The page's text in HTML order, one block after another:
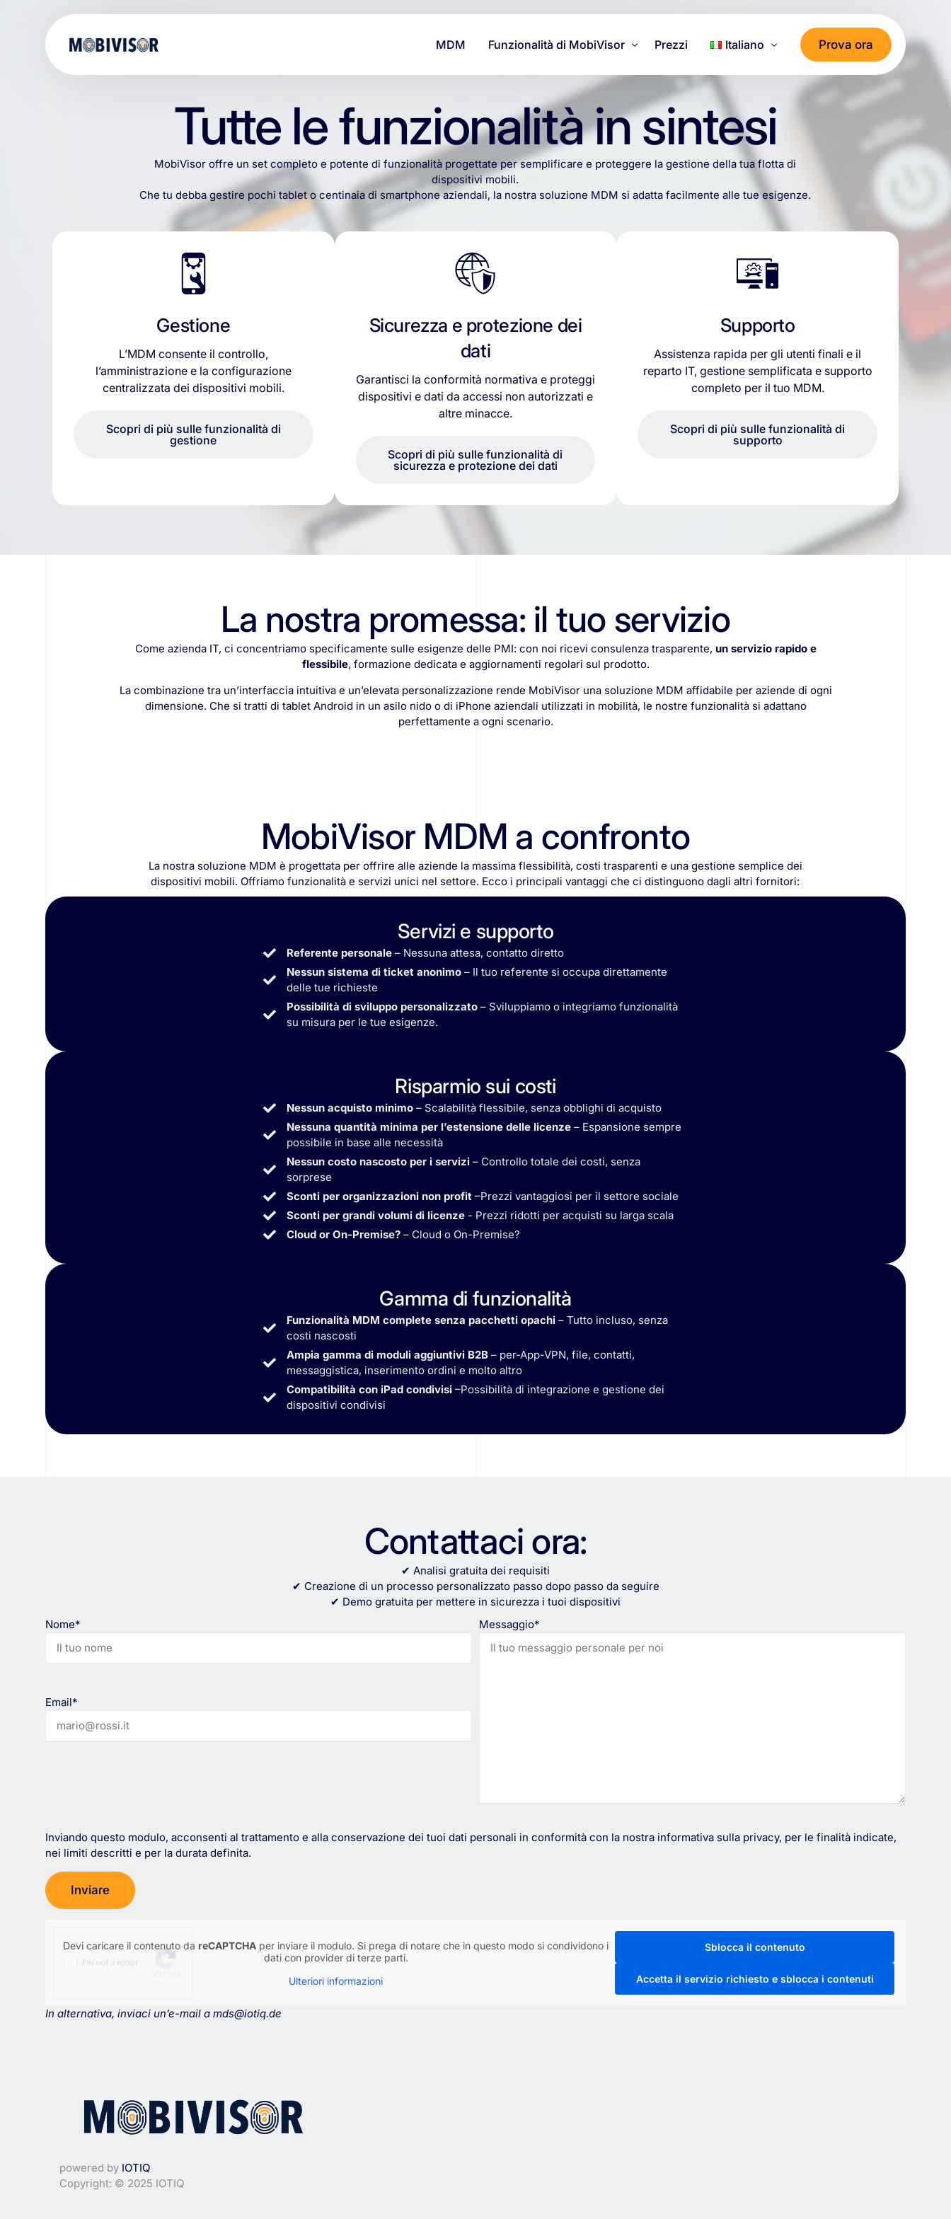
MDM Funzionalità di MobiVisor
Sicurezza e Protezione dei Dati
Gestione
Prezzi Italiano
English
العربية
Français
Italiano
Prova ora
Tutte le funzionalità in sintesi
MobiVisor offre un set completo e potente di funzionalità progettate per semplificare e proteggere la gestione della tua flotta di
dispositivi mobili.
Che tu debba gestire pochi tablet o centinaia di smartphone aziendali, la nostra soluzione MDM si adatta facilmente alle tue esigenze.
Gestione
L’MDM consente il controllo,
l’amministrazione e la configurazione
centralizzata dei dispositivi mobili.
Scopri di più sulle funzionalità di
gestione
Sicurezza e protezione dei
dati
Garantisci la conformità normativa e proteggi
dispositivi e dati da accessi non autorizzati e
altre minacce.
Scopri di più sulle funzionalità di
sicurezza e protezione dei dati
Supporto
Assistenza rapida per gli utenti finali e il
reparto IT, gestione semplificata e supporto
completo per il tuo MDM.
Scopri di più sulle funzionalità di
supporto
La nostra promessa: il tuo servizio
Come azienda IT, ci concentriamo specificamente sulle esigenze delle PMI: con noi ricevi consulenza trasparente, un servizio rapido e
flessibile, formazione dedicata e aggiornamenti regolari sul prodotto.
La combinazione tra un’interfaccia intuitiva e un’elevata personalizzazione rende MobiVisor una soluzione MDM affidabile per aziende di ogni
dimensione. Che si tratti di tablet Android in un asilo nido o di iPhone aziendali utilizzati in mobilità, le nostre funzionalità si adattano
perfettamente a ogni scenario.
MobiVisor MDM a confronto
La nostra soluzione MDM è progettata per offrire alle aziende la massima flessibilità, costi trasparenti e una gestione semplice dei
dispositivi mobili. Offriamo funzionalità e servizi unici nel settore. Ecco i principali vantaggi che ci distinguono dagli altri fornitori:
Servizi e supporto
Referente personale– Nessuna attesa, contatto diretto
Nessun sistema di ticket anonimo– Il tuo referente si occupa direttamente
delle tue richieste
Possibilità di sviluppo personalizzato– Sviluppiamo o integriamo funzionalità
su misura per le tue esigenze.
Risparmio sui costi
Nessun acquisto minimo– Scalabilità flessibile, senza obblighi di acquisto
Nessuna quantità minima per l’estensione delle licenze– Espansione sempre
possibile in base alle necessità
Nessun costo nascosto per i servizi– Controllo totale dei costi, senza
sorprese
Sconti per organizzazioni non profit–Prezzi vantaggiosi per il settore sociale
Sconti per grandi volumi di licenze- Prezzi ridotti per acquisti su larga scala
Cloud or On-Premise?– Cloud o On-Premise?
Gamma di funzionalità
Funzionalità MDM complete senza pacchetti opachi– Tutto incluso, senza
costi nascosti
Ampia gamma di moduli aggiuntivi B2B– per-App-VPN, file, contatti,
messaggistica, inserimento ordini e molto altro
Compatibilità con iPad condivisi–Possibilità di integrazione e gestione dei
dispositivi condivisi
Contattaci ora:
✔ Analisi gratuita dei requisiti
✔ Creazione di un processo personalizzato passo dopo passo da seguire
✔ Demo gratuita per mettere in sicurezza i tuoi dispositivi
Nome*
Email*
Messaggio*
Inviando questo modulo, acconsenti al trattamento e alla conservazione dei tuoi dati personali in conformità con la nostra informativa sulla privacy, per le finalità indicate,
nei limiti descritti e per la durata definita.
Devi caricare il contenuto da reCAPTCHA per inviare il modulo. Si prega di notare che in questo modo si condividono i
dati con provider di terze parti.
Ulteriori informazioni
Sblocca il contenuto
Accetta il servizio richiesto e sblocca i contenuti
In alternativa, inviaci un’e-mail a mds@iotiq.de
powered by IOTIQ
Copyright: © 2025 IOTIQ